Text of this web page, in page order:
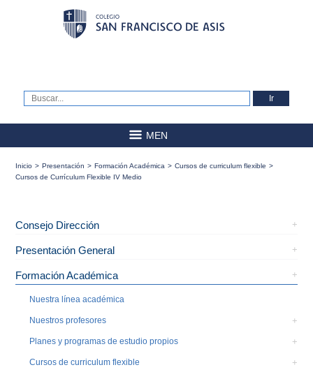
MEN
Inicio > Presentación > Formación Académica > Cursos de curriculum flexible >
Cursos de Currículum Flexible IV Medio
Consejo Dirección
Presentación General
Formación Académica
Nuestra línea académica
Nuestros profesores
Planes y programas de estudio propios
Cursos de curriculum flexible